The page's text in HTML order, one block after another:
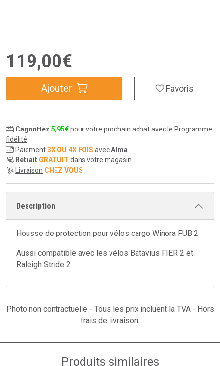
119,00€
Ajouter Favoris
Cagnottez 5,95€pour votre prochain achat avec le Programme
fidélité
Paiement3X OU 4X FOIS avecAlma
Retrait GRATUIT dans votre magasin
Livraison CHEZ VOUS
Description
Housse de protection pour vélos cargo Winora FUB 2
Aussi compatible avec les vélos Batavius FIER 2 et
Raleigh Stride 2
Photo non contractuelle - Tous les prix incluent la TVA - Hors
frais de livraison.
Produits similaires